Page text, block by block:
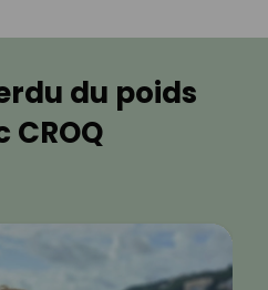
du poids
CROQ